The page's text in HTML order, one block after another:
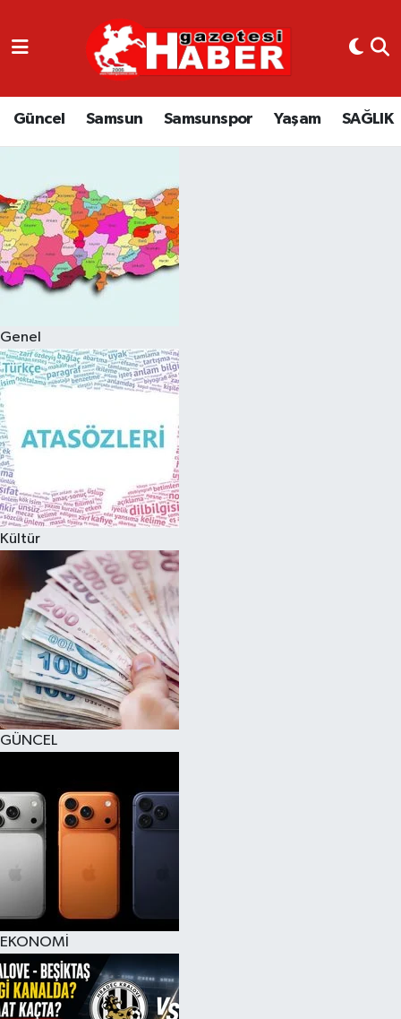
Güncel Samsun Samsunspor Yaşam SAĞLIK
Genel
Kültür
GÜNCEL
EKONOMİ
GÜNCEL
SAMSUN
EKONOMİ
YAŞAM